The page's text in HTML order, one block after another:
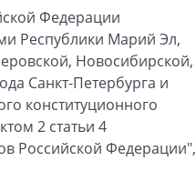
Федерации
Республики Марий Эл,
Новосибирской,
Санкт-Петербурга и
конституционного
2 статьи 4
Российской Федерации",